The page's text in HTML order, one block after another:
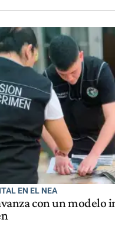
EN EL NEA
con un modelo